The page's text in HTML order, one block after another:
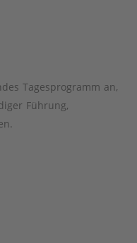
Tagesprogramm an,
Führung,